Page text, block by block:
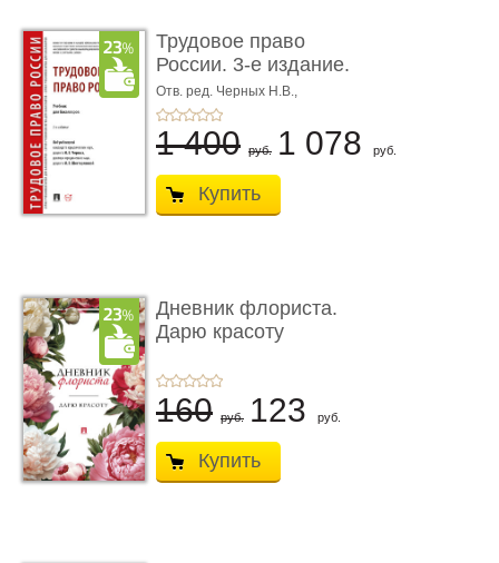
Трудовое право
России. 3-е издание.
Учебник для ...
Отв. ред. Черных Н.В.,
Шестерякова И.В.
1 400 руб. 1 078 руб.
Купить
Дневник флориста.
Дарю красоту
160 руб. 123 руб.
Купить